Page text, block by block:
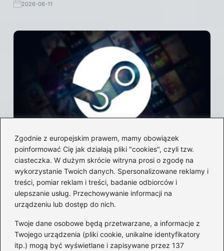
Zgodnie z europejskim prawem, mamy obowiązek
poinformować Cię jak działają pliki "cookies", czyli tzw.
ciasteczka. W dużym skrócie witryna prosi o zgodę na
wykorzystanie Twoich danych. Spersonalizowane reklamy i
treści, pomiar reklam i treści, badanie odbiorców i
ulepszanie usług. Przechowywanie informacji na
urządzeniu lub dostęp do nich.
Twoje dane osobowe będą przetwarzane, a informacje z
Twojego urządzenia (pliki cookie, unikalne identyfikatory
itp.) mogą być wyświetlane i zapisywane przez 137
2026-06-11
Zainstaluj Steam bez problemów: prosty
przewodnik krok po kroku dla każdego
2026-06-10